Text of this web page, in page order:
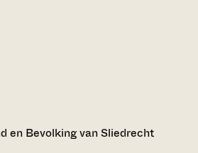
en Bevolking van Sliedrecht